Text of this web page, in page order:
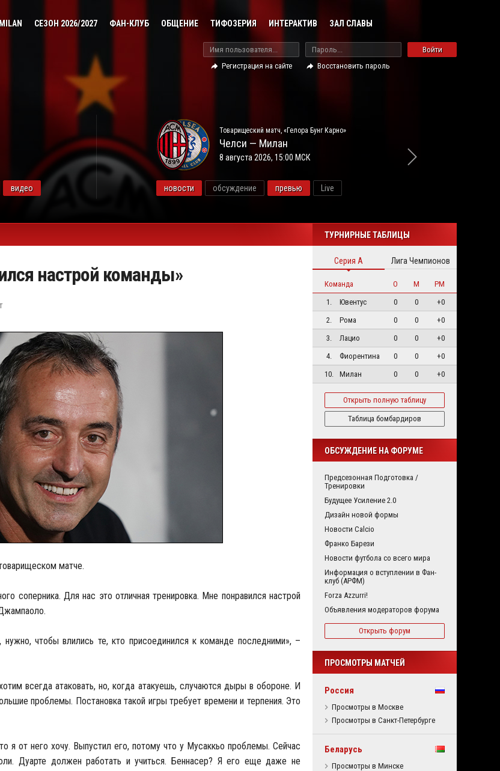
СЕЗОН 2026/2027 ФАН-КЛУБ ОБЩЕНИЕ ТИФОЗЕРИЯ ИНТЕРАКТИВ ЗАЛ СЛАВЫ
Войти
Регистрация на сайте
Восстановить пароль
видео
Товарищеский матч, «Гелора Бунг Карно»
Челси — Милан
8 августа 2026, 15:00 МСК
новости обсуждение превью Live
настрой команды»
матче.
соперника. Для нас это отличная тренировка. Мне понравился настрой
чтобы влились те, кто присоединился к команде последними», –
всегда атаковать, но, когда атакуешь, случаются дыры в обороне. И
проблемы. Постановка такой игры требует времени и терпения. Это
я от него хочу. Выпустил его, потому что у Мусаккьо проблемы. Сейчас
Дуарте должен работать и учиться. Беннасер? Я его еще даже не
ТУРНИРНЫЕ ТАБЛИЦЫ
Серия А Лига Чемпионов
Команда О М
РМ
1.
Ювентус 0 0
+0
2.
Рома 0 0
+0
3.
Лацио 0 0
+0
4.
Фиорентина 0 0
+0
10.
Милан 0 0 +0
Открыть полную таблицу
Таблица бомбардиров
ОБСУЖДЕНИЕ НА ФОРУМЕ
Предсезонная Подготовка /
Тренировки
Будущее Усиление 2.0
Дизайн новой формы
Новости Calcio
Франко Барези
Новости футбола со всего мира
Информация о вступлении в Фан-
клуб (АРФМ)
Forza Azzurri!
Объявления модераторов форума
Открыть форум
ПРОСМОТРЫ МАТЧЕЙ
Россия
Просмотры в Москве
Просмотры в Санкт-Петербурге
Беларусь
Просмотры в Минске